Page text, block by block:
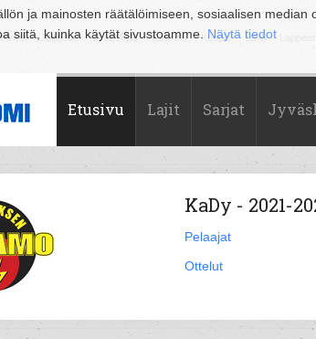
ja mainosten räätälöimiseen, sosiaalisen
siitä, kuinka käytät sivustoamme. Näytä tiedot
Joensuu Jyväskylä Kouvola Kuopio Lahti
Etusivu Lajit Sarjat
KaDy - 2021-
Pelaajat
Ottelut